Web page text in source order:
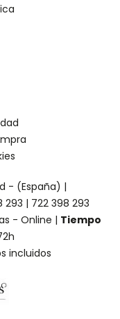
- (España) |
293 | 722 398 293
- Online | Tiempo
incluidos